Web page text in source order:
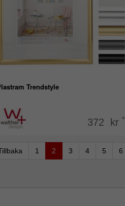
Trendstyle
372 kr *
1 2 3 4 5 6